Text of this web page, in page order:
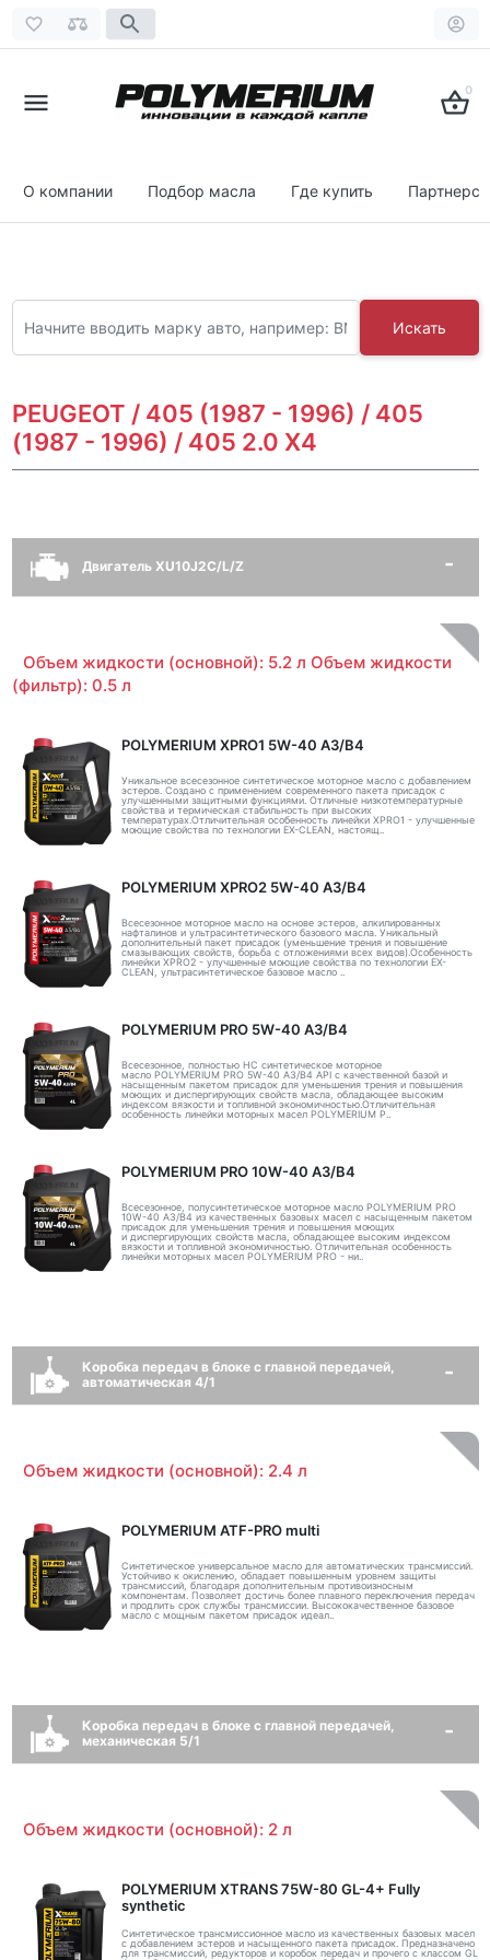
0
О компании Подбор масла Где купить
Искать
PEUGEOT / 405 (1987 - 1996) / 405
(1987 - 1996) / 405 2.0 X4
Двигатель XU10J2C/L/Z
Объем жидкости (основной): 5.2 л Объем жидкости
(фильтр): 0.5 л
POLYMERIUM XPRO1 5W-40 A3/B4
Уникальное всесезонное синтетическое моторное масло с добавлением
эстеров. Создано с применением современного пакета присадок с
улучшенными защитными функциями. Отличные низкотемпературные
свойства и термическая стабильность при высоких
температурах.Отличительная особенность линейки XPRO1 - улучшенные
моющие свойства по технологии EX-CLEAN, настоящ..
POLYMERIUM XPRO2 5W-40 A3/B4
Всесезонное моторное масло на основе эстеров, алкилированных
нафталинов и ультрасинтетического базового масла. Уникальный
дополнительный пакет присадок (уменьшение трения и повышение
смазывающих свойств, борьба с отложениями всех видов).Особенность
линейки XPRO2 - улучшенные моющие свойства по технологии EX-
CLEAN, ультрасинтетическое базовое масло ..
POLYMERIUM PRO 5W-40 A3/B4
Всесезонное, полностью HC синтетическое моторное
масло POLYMERIUM PRO 5W-40 A3/B4 API с качественной базой и
насыщенным пакетом присадок для уменьшения трения и повышения
моющих и диспергирующих свойств масла, обладающее высоким
индексом вязкости и топливной экономичностью.Отличительная
особенность линейки моторных масел POLYMERIUM P..
POLYMERIUM PRO 10W-40 A3/B4
Всесезонное, полусинтетическое моторное масло POLYMERIUM PRO
10W-40 A3/B4 из качественных базовых масел с насыщенным пакетом
присадок для уменьшения трения и повышения моющих
и диспергирующих свойств масла, обладающее высоким индексом
вязкости и топливной экономичностью. Отличительная особенность
линейки моторных масел POLYMERIUM PRO - ни..
Коробка передач в блоке с главной передачей,
автоматическая 4/1
Объем жидкости (основной): 2.4 л
POLYMERIUM ATF-PRO multi
Синтетическое универсальное масло для автоматических трансмиссий.
Устойчиво к окислению, обладает повышенным уровнем защиты
трансмиссий, благодаря дополнительным противоизносным
компонентам. Позволяет достичь более плавного переключения передач
и продлить срок службы трансмиссии. Высококачественное базовое
масло с мощным пакетом присадок идеал..
Коробка передач в блоке с главной передачей,
механическая 5/1
Объем жидкости (основной): 2 л
POLYMERIUM XTRANS 75W-80 GL-4+ Fully
synthetic
Синтетическое трансмиссионное масло из качественных базовых масел
с добавлением эстеров и насыщенного пакета присадок. Предназначено
для трансмиссий, редукторов и коробок передач и прочего с классом GL